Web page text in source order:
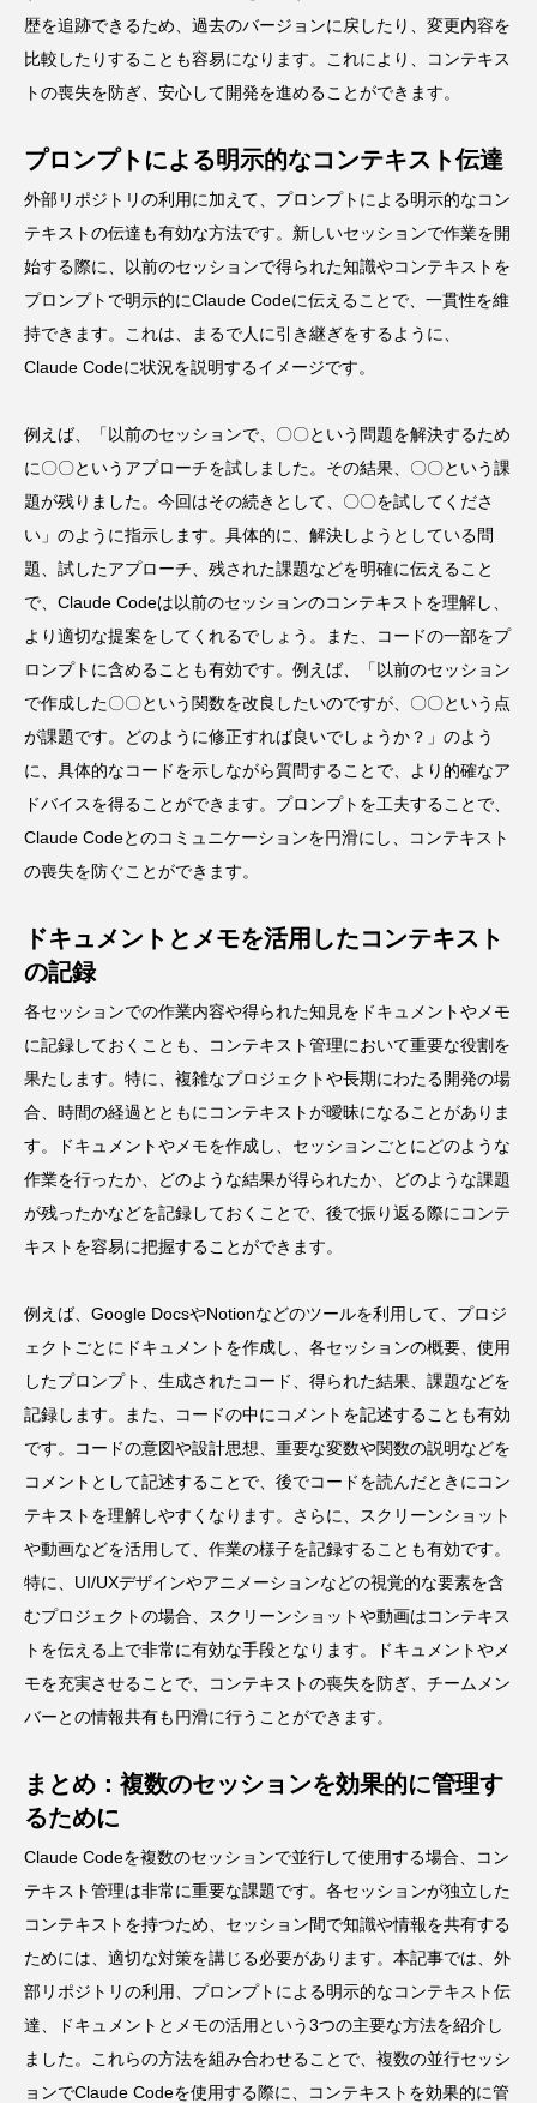
歴を追跡できるため、過去のバージョンに戻したり、変更内容を
比較したりすることも容易になります。これにより、コンテキス
トの喪失を防ぎ、安心して開発を進めることができます。
プロンプトによる明示的なコンテキスト伝達
外部リポジトリの利用に加えて、プロンプトによる明示的なコン
テキストの伝達も有効な方法です。新しいセッションで作業を開
始する際に、以前のセッションで得られた知識やコンテキストを
プロンプトで明示的にClaude Codeに伝えることで、一貫性を維
持できます。これは、まるで人に引き継ぎをするように、
Claude Codeに状況を説明するイメージです。
例えば、「以前のセッションで、〇〇という問題を解決するため
に〇〇というアプローチを試しました。その結果、〇〇という課
題が残りました。今回はその続きとして、〇〇を試してくださ
い」のように指示します。具体的に、解決しようとしている問
題、試したアプローチ、残された課題などを明確に伝えること
で、Claude Codeは以前のセッションのコンテキストを理解し、
より適切な提案をしてくれるでしょう。また、コードの一部をプ
ロンプトに含めることも有効です。例えば、「以前のセッション
で作成した〇〇という関数を改良したいのですが、〇〇という点
が課題です。どのように修正すれば良いでしょうか？」のよう
に、具体的なコードを示しながら質問することで、より的確なア
ドバイスを得ることができます。プロンプトを工夫することで、
Claude Codeとのコミュニケーションを円滑にし、コンテキスト
の喪失を防ぐことができます。
ドキュメントとメモを活用したコンテキスト
の記録
各セッションでの作業内容や得られた知見をドキュメントやメモ
に記録しておくことも、コンテキスト管理において重要な役割を
果たします。特に、複雑なプロジェクトや長期にわたる開発の場
合、時間の経過とともにコンテキストが曖昧になることがありま
す。ドキュメントやメモを作成し、セッションごとにどのような
作業を行ったか、どのような結果が得られたか、どのような課題
が残ったかなどを記録しておくことで、後で振り返る際にコンテ
キストを容易に把握することができます。
例えば、Google DocsやNotionなどのツールを利用して、プロジ
ェクトごとにドキュメントを作成し、各セッションの概要、使用
したプロンプト、生成されたコード、得られた結果、課題などを
記録します。また、コードの中にコメントを記述することも有効
です。コードの意図や設計思想、重要な変数や関数の説明などを
コメントとして記述することで、後でコードを読んだときにコン
テキストを理解しやすくなります。さらに、スクリーンショット
や動画などを活用して、作業の様子を記録することも有効です。
特に、UI/UXデザインやアニメーションなどの視覚的な要素を含
むプロジェクトの場合、スクリーンショットや動画はコンテキス
トを伝える上で非常に有効な手段となります。ドキュメントやメ
モを充実させることで、コンテキストの喪失を防ぎ、チームメン
バーとの情報共有も円滑に行うことができます。
まとめ：複数のセッションを効果的に管理す
るために
Claude Codeを複数のセッションで並行して使用する場合、コン
テキスト管理は非常に重要な課題です。各セッションが独立した
コンテキストを持つため、セッション間で知識や情報を共有する
ためには、適切な対策を講じる必要があります。本記事では、外
部リポジトリの利用、プロンプトによる明示的なコンテキスト伝
達、ドキュメントとメモの活用という3つの主要な方法を紹介し
ました。これらの方法を組み合わせることで、複数の並行セッシ
ョンでClaude Codeを使用する際に、コンテキストを効果的に管